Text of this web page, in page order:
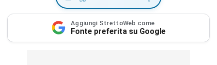
Aggiungi StrettoWeb come
Fonte preferita su Google